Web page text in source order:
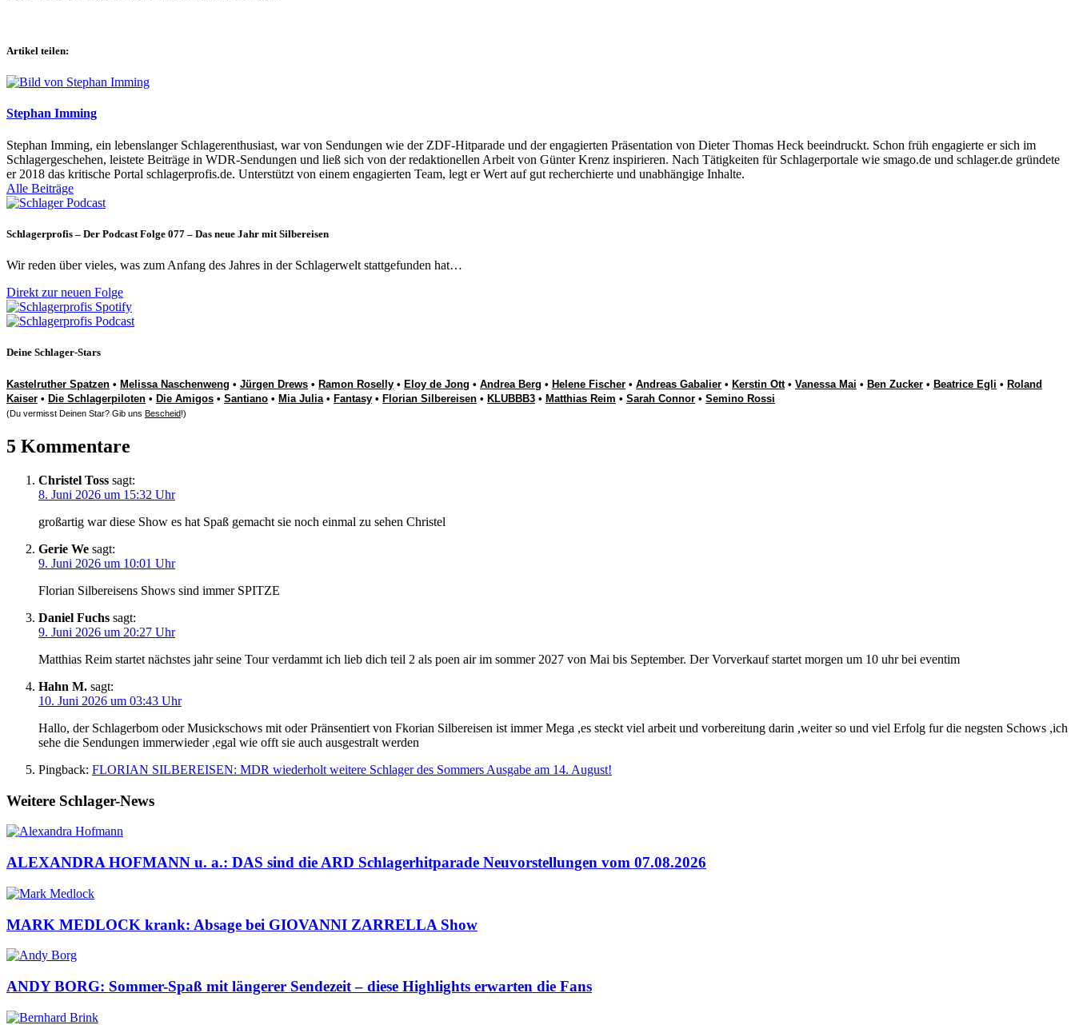
Artikel teilen:
Stephan Imming
Stephan Imming, ein lebenslanger Schlagerenthusiast, war von Sendungen wie der ZDF-Hitparade und der engagierten Präsentation von Dieter Thomas Heck beeindruckt. Schon früh engagierte er sich im
Schlagergeschehen, leistete Beiträge in WDR-Sendungen und ließ sich von der redaktionellen Arbeit von Günter Krenz inspirieren. Nach Tätigkeiten für Schlagerportale wie smago.de und schlager.de gründete
er 2018 das kritische Portal schlagerprofis.de. Unterstützt von einem engagierten Team, legt er Wert auf gut recherchierte und unabhängige Inhalte.
Alle Beiträge
Schlagerprofis – Der Podcast Folge 077 – Das neue Jahr mit Silbereisen
Wir reden über vieles, was zum Anfang des Jahres in der Schlagerwelt stattgefunden hat…
Direkt zur neuen Folge
Deine Schlager-Stars
Kastelruther Spatzen • Melissa Naschenweng • Jürgen Drews • Ramon Roselly • Eloy de Jong • Andrea Berg • Helene Fischer • Andreas Gabalier • Kerstin Ott• Vanessa Mai • Ben Zucker • Beatrice Egli • Roland
Kaiser • Die Schlagerpiloten • Die Amigos • Santiano • Mia Julia• Fantasy • Florian Silbereisen • KLUBBB3 • Matthias Reim • Sarah Connor • Semino Rossi
(Du vermisst Deinen Star? Gib uns Bescheid!)
5 Kommentare
Christel Toss sagt:
8. Juni 2026 um 15:32 Uhr
großartig war diese Show es hat Spaß gemacht sie noch einmal zu sehen Christel
Gerie We sagt:
9. Juni 2026 um 10:01 Uhr
Florian Silbereisens Shows sind immer SPITZE
Daniel Fuchs sagt:
9. Juni 2026 um 20:27 Uhr
Matthias Reim startet nächstes jahr seine Tour verdammt ich lieb dich teil 2 als poen air im sommer 2027 von Mai bis September. Der Vorverkauf startet morgen um 10 uhr bei eventim
Hahn M. sagt:
10. Juni 2026 um 03:43 Uhr
Hallo, der Schlagerbom oder Musickschows mit oder Pränsentiert von Fkorian Silbereisen ist immer Mega ,es steckt viel arbeit und vorbereitung darin ,weiter so und viel Erfolg fur die negsten Schows ,ich
sehe die Sendungen immerwieder ,egal wie offt sie auch ausgestralt werden
Pingback: FLORIAN SILBEREISEN: MDR wiederholt weitere Schlager des Sommers Ausgabe am 14. August!
Weitere Schlager-News
ALEXANDRA HOFMANN u. a.: DAS sind die ARD Schlagerhitparade Neuvorstellungen vom 07.08.2026
MARK MEDLOCK krank: Absage bei GIOVANNI ZARRELLA Show
ANDY BORG: Sommer-Spaß mit längerer Sendezeit – diese Highlights erwarten die Fans